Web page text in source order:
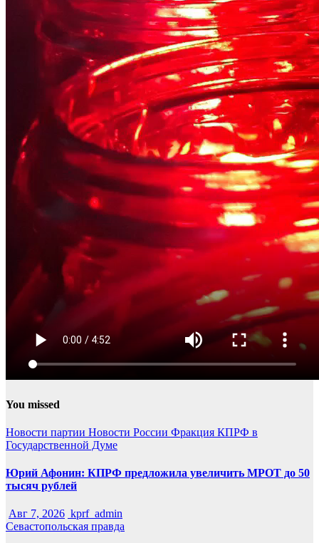
You missed
Новости партии Новости России Фракция КПРФ в
Государственной Думе
Юрий Афонин: КПРФ предложила увеличить МРОТ до 50
тысяч рублей
Авг 7, 2026 kprf_admin
Севастопольская правда